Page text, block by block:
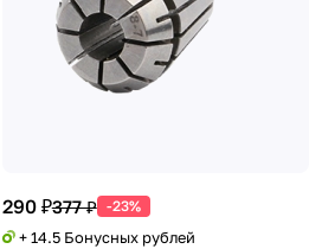
290 ₽377 ₽ -23%
+ 14.5 Бонусных рублей